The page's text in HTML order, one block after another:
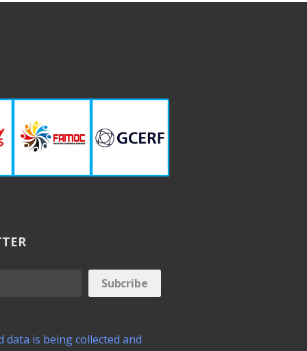
is being collected and